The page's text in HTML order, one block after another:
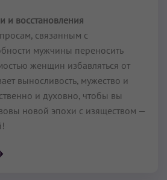
и восстановления
связанным с
мужчины переносить
женщин избавляться от
выносливость, мужество и
и духовно, чтобы вы
новой эпохи с изяществом —